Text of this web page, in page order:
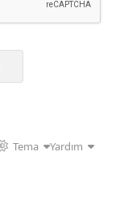
Tema
Yardım